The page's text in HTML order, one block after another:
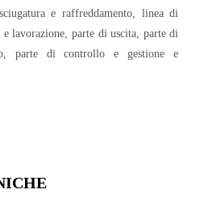
e raffreddamento, linea di
lavorazione, parte di uscita, parte di
parte di controllo e gestione e